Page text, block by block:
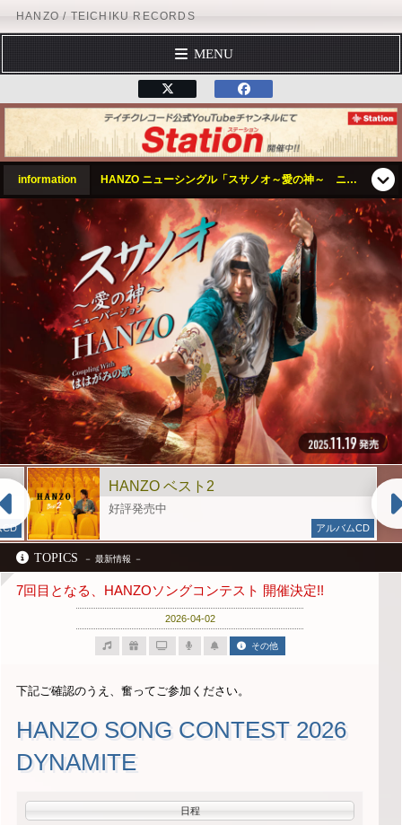
HANZO / TEICHIKU RECORDS
MENU
プロフィール
ディスコグラフィー
スケジュール
フォームメール
オフィシャルサイト
テイチクオンラインショップ
公式YouTubeチャンネル
テイチクエンタテインメント TEICHIKU RECORDS アーティストリスト
HANZO
テイチクエンタテインメント
information HANZO ニューシングル「スサノオ～愛の神～ ニューバージョン」2025年11月19日（水）好評発売中!!
CD
HANZO ベスト2
好評発売中
アルバムCD
TOPICS
7回目となる、HANZOソングコンテスト 開催決定!!
2026-04-02
その他
下記ご確認のうえ、奮ってご参加ください。
HANZO SONG CONTEST 2026
DYNAMITE
日程